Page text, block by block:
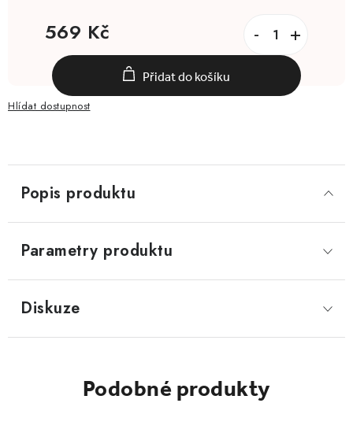
569 Kč
Přidat do košíku
Hlídat
Popis produktu
Parametry produktu
Diskuze
Podobné produkty